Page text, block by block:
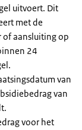
uitvoert. Dit
met de
aansluiting op
24
van
van
voor het